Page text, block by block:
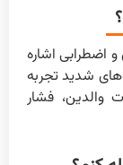
اضطرابی اشاره
شدید تجربه
والدین، فشار